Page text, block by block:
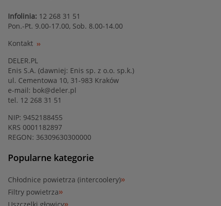
Infolinia: 12 268 31 51
Pon.-Pt. 9.00-17.00, Sob. 8.00-14.00
Kontakt
DELER.PL
Enis S.A. (dawniej: Enis sp. z o.o. sp.k.)
ul. Cementowa 10, 31-983 Kraków
e-mail: bok@deler.pl
tel. 12 268 31 51
NIP: 9452188455
KRS 0001182897
REGON: 36309630300000
Popularne kategorie
Chłodnice powietrza (intercoolery)
Filtry powietrza